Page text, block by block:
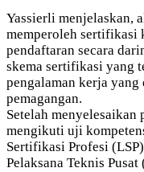
Yassierli menjelaskan,
memperoleh sertifikasi
pendaftaran secara
skema sertifikasi yang
pengalaman kerja
pemagangan.
Setelah menyelesaikan
mengikuti uji
Sertifikasi Profesi
Pelaksana Teknis